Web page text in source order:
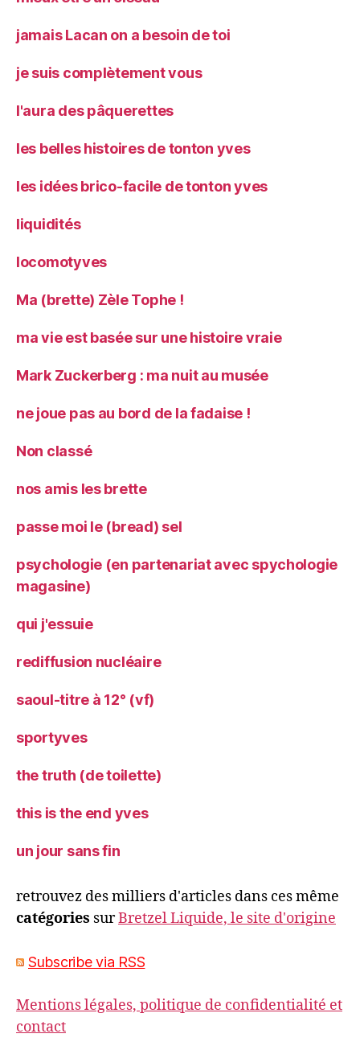
jamais Lacan on a besoin de toi
je suis complètement vous
l'aura des pâquerettes
les belles histoires de tonton yves
les idées brico-facile de tonton yves
liquidités
locomotyves
Ma (brette) Zèle Tophe !
ma vie est basée sur une histoire vraie
Mark Zuckerberg : ma nuit au musée
ne joue pas au bord de la fadaise !
Non classé
nos amis les brette
passe moi le (bread) sel
psychologie (en partenariat avec spychologie
magasine)
qui j'essuie
rediffusion nucléaire
saoul-titre à 12° (vf)
sportyves
the truth (de toilette)
this is the end yves
un jour sans fin
retrouvez des milliers d'articles dans ces même
catégories surBretzel Liquide, le site d'origine
Subscribe via RSS
Mentions légales, politique de confidentialité et
contact